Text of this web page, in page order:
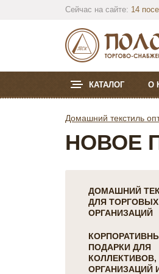
Сейчас на сайте: 14
КАТАЛОГ О
Домашний текстиль
НОВОЕ
ДОМАШНИЙ
ДЛЯ ТОРГОВЫХ
ОРГАНИЗАЦИЙ
ПОСТЕЛЬНОЕ
Детское
КПБ Голд Текс
ПОДАРКИ ДЛЯ
КОЛЛЕКТИВОВ,
ОРГАНИЗАЦИЙ